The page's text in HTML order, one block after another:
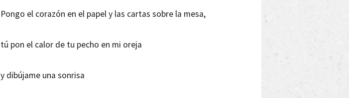
Pongo el corazón en el papel y las cartas sobre la mesa,
tú pon el calor de tu pecho en mi oreja
y dibújame una sonrisa